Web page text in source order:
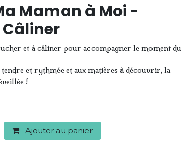
Maman à Moi -
et à câliner pour accompagner le moment du
et rythmée et aux matières à découvrir, la
!
Ajouter au panier